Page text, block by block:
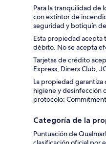
Para la tranquilidad de
con extintor de
seguridad y botiquín
Esta propiedad acepta
débito. No se acepta
Tarjetas de crédito
Express, Diners Club,
La propiedad garantiza
higiene y desinfección
protocolo:
Categoría de la
Puntuación de